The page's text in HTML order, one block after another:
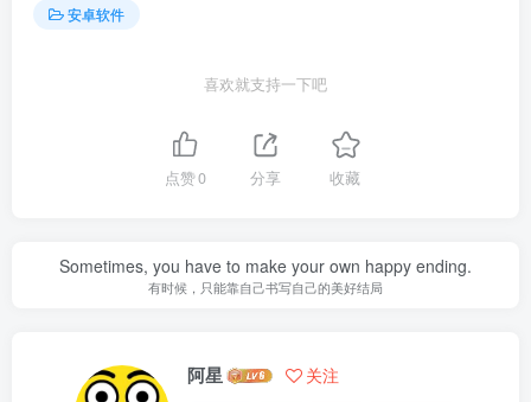
安卓软件
喜欢就支持一下吧
点赞0 分享 收藏
Sometimes, you have to make your own happy ending.
有时候，只能靠自己书写自己的美好结局
阿星 关注